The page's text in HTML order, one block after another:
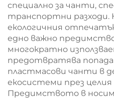
специално за чанти,
транспортни разходи.
екологичния
едно важно
многократно
предотвратява
пластмасови чанти в
екосистеми през
Предимството в